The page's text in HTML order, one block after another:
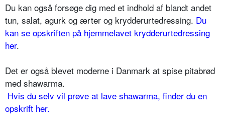
Du kan også forsøge dig med et indhold af blandt andet
tun, salat, agurk og ærter og krydderurtedressing. Du
kan se opskriften på hjemmelavet krydderurtedressing
her.
Det er også blevet moderne i Danmark at spise pitabrød
med shawarma.
Hvis du selv vil prøve at lave shawarma, finder du en
opskrift her.